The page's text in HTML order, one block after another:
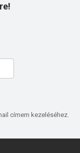
címem kezeléséhez.